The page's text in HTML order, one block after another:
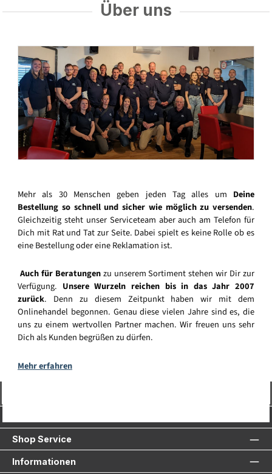
Über uns
Mehr als 30 Menschen geben jeden Tag alles um Deine
Bestellung so schnell und sicher wie möglich zu versenden.
Gleichzeitig steht unser Serviceteam aber auch am Telefon für
Dich mit Rat und Tat zur Seite. Dabei spielt es keine Rolle ob es
eine Bestellung oder eine Reklamation ist.
Auch für Beratungenzu unserem Sortiment stehen wir Dir zur
Verfügung. Unsere Wurzeln reichen bis in das Jahr 2007
zurück. Denn zu diesem Zeitpunkt haben wir mit dem
Onlinehandel begonnen. Genau diese vielen Jahre sind es, die
uns zu einem wertvollen Partner machen. Wir freuen uns sehr
Dich als Kunden begrüßen zu dürfen.
Mehr erfahren
Shop Service
Informationen